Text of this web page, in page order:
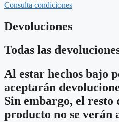
Consulta condiciones
Devoluciones
Todas las
Al estar hechos bajo
aceptarán
Sin embargo, el resto
producto no se verán